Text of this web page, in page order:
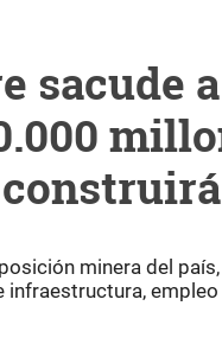
sacude
minera del